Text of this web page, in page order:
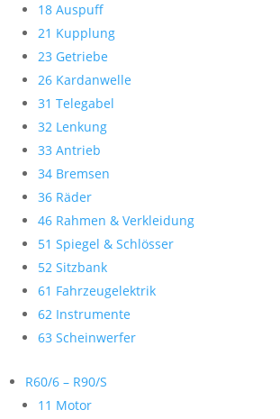
18 Auspuff
21 Kupplung
23 Getriebe
26 Kardanwelle
31 Telegabel
32 Lenkung
33 Antrieb
34 Bremsen
36 Räder
46 Rahmen & Verkleidung
51 Spiegel & Schlösser
52 Sitzbank
61 Fahrzeugelektrik
62 Instrumente
63 Scheinwerfer
R60/6 – R90/S
11 Motor